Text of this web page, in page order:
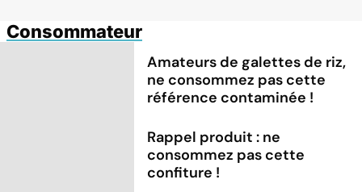
Consommateur
Amateurs de galettes de riz,
ne consommez pas cette
référence contaminée !
Rappel produit : ne
consommez pas cette
confiture !